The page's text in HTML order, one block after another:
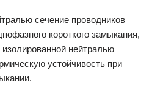
сечение проводников
короткого замыкания,
нейтралью
устойчивость при